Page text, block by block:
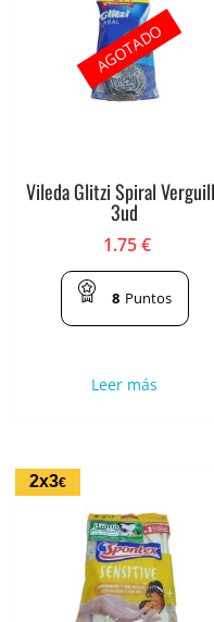
Vileda Glitzi Spiral
3ud
1.75€
8 Puntos
Leer más
AGOTADO
2x3€